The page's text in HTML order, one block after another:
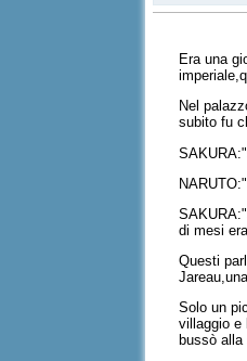
Era una
Nel
subito fu
di mesi
Questi
Solo un
villaggio e
bussò